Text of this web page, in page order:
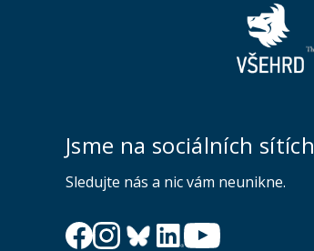
Jsme na sociálních sítích
Sledujte nás a nic vám neunikne.